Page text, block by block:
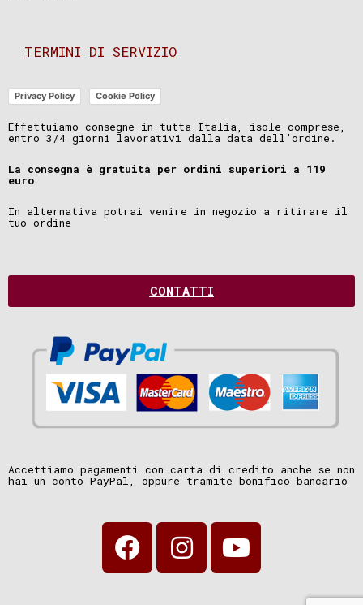
TERMINI DI SERVIZIO
Privacy Policy Cookie Policy
Effettuiamo consegne in tutta Italia, isole comprese,
entro 3/4 giorni lavorativi dalla data dell’ordine.
La consegna è gratuita per ordini superiori a 119
euro
In alternativa potrai venire in negozio a ritirare il
tuo ordine
CONTATTI
Accettiamo pagamenti con carta di credito anche se non
hai un conto PayPal, oppure tramite bonifico bancario